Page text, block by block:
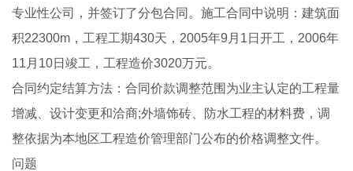
专业性公司，并签订了分包合同。施工合同中说明：建筑面
积22300m，工程工期430天，2005年9月1日开工，2006年
11月10日竣工，工程造价3020万元。
合同约定结算方法：合同价款调整范围为业主认定的工程量
增减、设计变更和洽商;外墙饰砖、防水工程的材料费，调
整依据为本地区工程造价管理部门公布的价格调整文件。
问题